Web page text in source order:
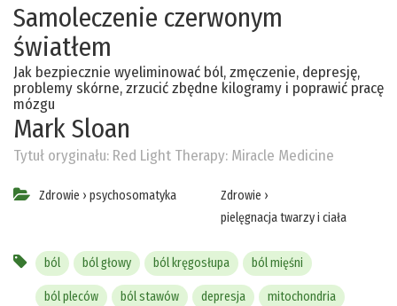
Samoleczenie czerwonym
światłem
Jak bezpiecznie wyeliminować ból, zmęczenie, depresję,
problemy skórne, zrzucić zbędne kilogramy i poprawić pracę
mózgu
Mark Sloan
Tytuł oryginału: Red Light Therapy: Miracle Medicine
Zdrowie › psychosomatyka Zdrowie ›
pielęgnacja twarzy i ciała
ból ból głowy ból kręgosłupa ból mięśni
ból pleców ból stawów depresja mitochondria